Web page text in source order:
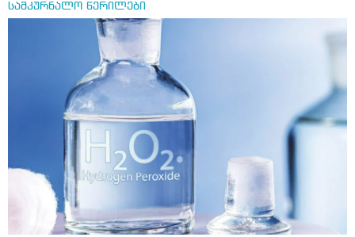
სამკურნალო წერილები